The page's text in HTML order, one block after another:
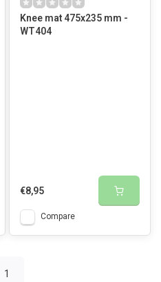
Knee mat 475x235 mm -
WT404
€8,95
Compare
1